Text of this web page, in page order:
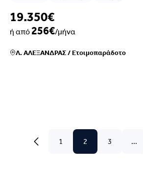
19.350€
ή από256€/μήνα
Λ. ΑΛΕΞΑΝΔΡΑΣ/Ετοιμοπαράδοτο
1 2 3 ...